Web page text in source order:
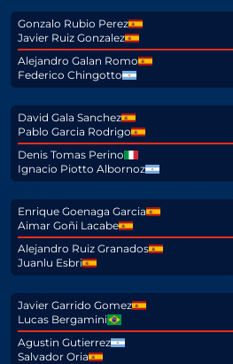
Gonzalo Rubio Perez
Javier Ruiz Gonzalez
Alejandro Galan Romo
Federico Chingotto
David Gala Sanchez
Pablo Garcia Rodrigo
Denis Tomas Perino
Ignacio Piotto Albornoz
Enrique Goenaga Garcia
Aimar Goñi Lacabe
Alejandro Ruiz Granados
Juanlu Esbri
Javier Garrido Gomez
Lucas Bergamini
Agustin Gutierrez
Salvador Oria